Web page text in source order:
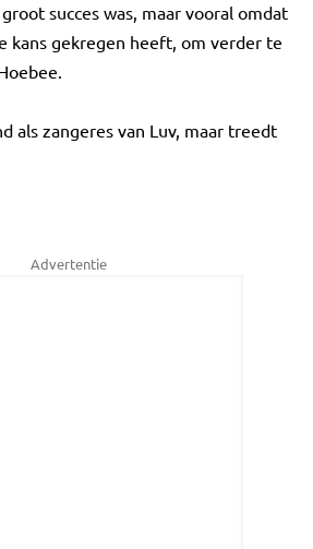
succes was, maar vooral omdat
kans gekregen heeft, om verder te
als zangeres van Luv, maar treedt
Advertentie